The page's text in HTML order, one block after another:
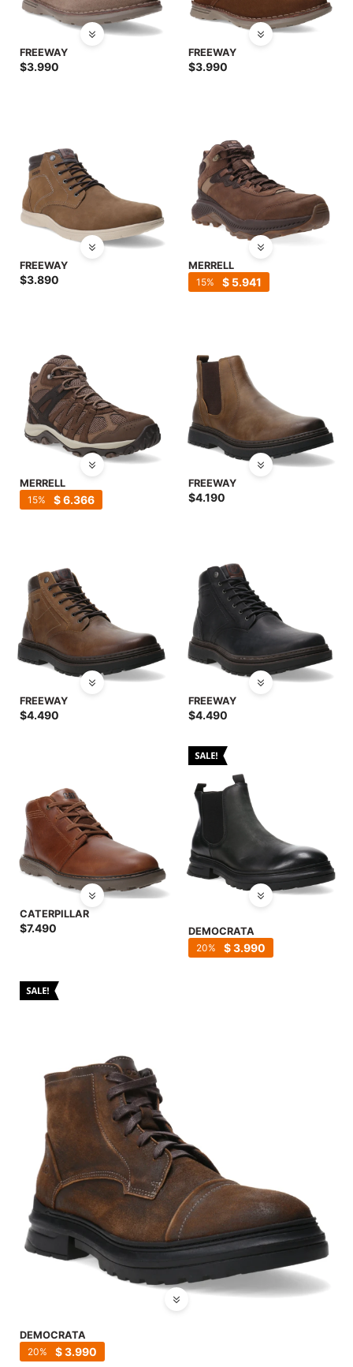
FREEWAY
$3.990
FREEWAY
$3.990
FREEWAY
$3.890
MERRELL
$ 5.941
15
MERRELL
$6.366
15
FREEWAY
$4.190
FREEWAY
$4.490
FREEWAY
$4.490
CATERPILLAR
$7.490
DEMOCRATA
$3.990
20
DEMOCRATA
$3.990
20